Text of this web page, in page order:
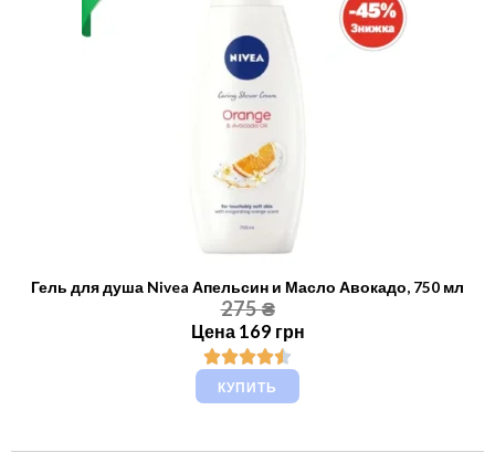
Гель для душа Nivea Апельсин и Масло Авокадо, 750 мл
275 ₴
Цена 169 грн
КУПИТЬ